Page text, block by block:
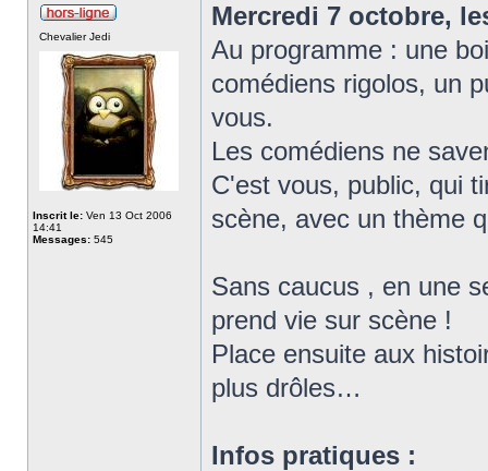
Chevalier Jedi
Inscrit le: Ven 13 Oct 2006
14:41
Messages: 545
Mercredi 7 octobre,
Au programme : une
comédiens rigolos, un
vous.
Les comédiens ne
C'est vous, public, qui
scène, avec un thème
Sans caucus , en une
prend vie sur scène !
Place ensuite aux
plus drôles…
Infos pratiques :